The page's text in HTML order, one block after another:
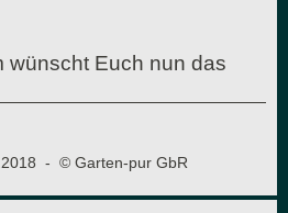
wünscht Euch nun das
- © Garten-pur GbR